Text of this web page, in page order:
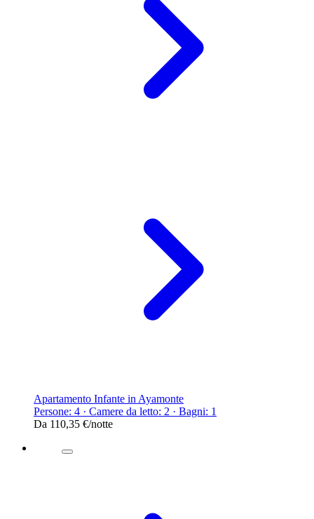
Apartamento Infante in Ayamonte
Persone: 4 · Camere da letto: 2 · Bagni: 1
Da 110,35 €/notte